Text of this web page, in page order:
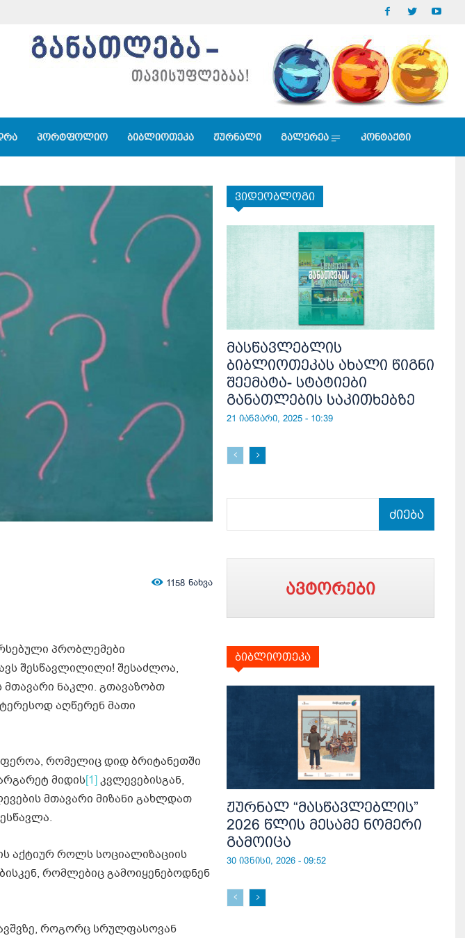
პორტფოლიო ბიბლიოთეკა ჟურნალი გალერეა კონტაქტი
1158 ნახვა
პრობლემები
შესწავლილილი! შესაძლოა,
მთავარი ნაკლი. გთავაზობთ
აღწერენ მათი
რომელიც დიდ ბრიტანეთში
მიდის[1]კვლევებისგან,
მთავარი მიზანი გახლდათ
აქტიურ როლს სოციალიზაციის
რომლებიც გამოიყენებოდნენ
როგორც სრულფასოვან
ვიდეობლოგი
მასწავლებლის
ბიბლიოთეკას ახალი წიგნი
შეემატა- სტატიები
განათლების საკითხებზე
21 იანვარი, 2025 - 10:39
ძიება
ავტორები
ბიბლიოთეკა
ჟურნალ “მასწავლებლის”
2026 წლის მესამე ნომერი
გამოიცა
30 ივნისი, 2026 - 09:52